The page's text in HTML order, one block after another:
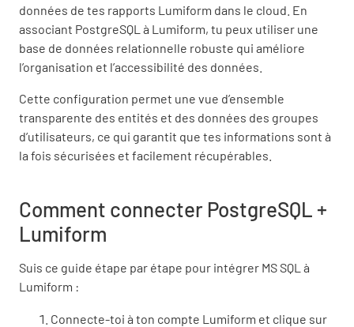
données de tes rapports Lumiform dans le cloud. En
associant PostgreSQL à Lumiform, tu peux utiliser une
base de données relationnelle robuste qui améliore
l’organisation et l’accessibilité des données.
Cette configuration permet une vue d’ensemble
transparente des entités et des données des groupes
d’utilisateurs, ce qui garantit que tes informations sont à
la fois sécurisées et facilement récupérables.
Comment connecter PostgreSQL +
Lumiform
Suis ce guide étape par étape pour intégrer MS SQL à
Lumiform :
Connecte-toi à ton compte Lumiform et clique sur